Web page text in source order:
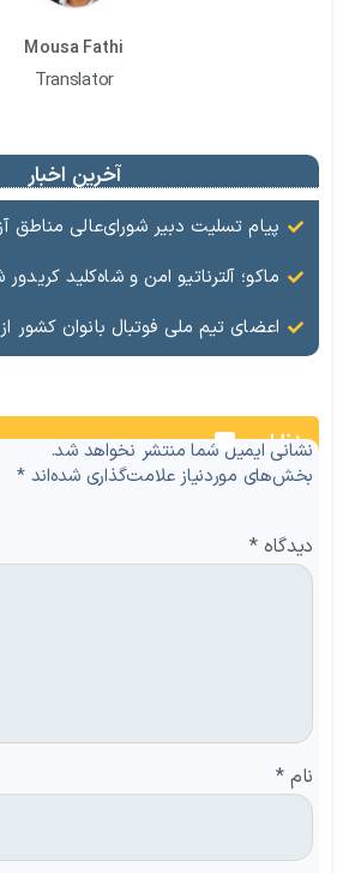
Mousa Fathi
Translator
آخرین اخبار
پیام تسلیت دبیر شورای‌عالی مناطق آزاد در پی
ماکو؛ آلترناتیو امن و شاه‌کلید کریدور شرق
اعضای تیم ملی فوتبال بانوان کشور از طریق مرز بین‌المللی
نظرات
نشانی ایمیل شما منتشر نخواهد شد.
بخش‌های موردنیاز علامت‌گذاری شده‌اند*
دیدگاه*
نام *